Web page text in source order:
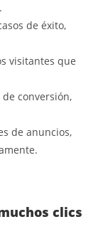
de éxito,
visitantes que
de conversión,
de anuncios,
clics